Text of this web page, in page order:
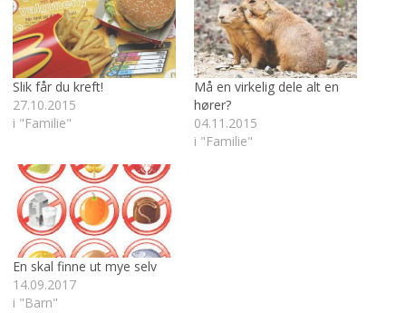
Slik får du kreft!
27.10.2015
i "Familie"
Må en virkelig dele alt en
hører?
04.11.2015
i "Familie"
En skal finne ut mye selv
14.09.2017
i "Barn"